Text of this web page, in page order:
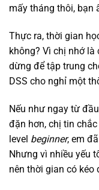
mấy tháng thôi, bạn
Thực ra, thời gian
không? Vì chị nhớ
dừng để tập trung
DSS cho nghỉ một
Nếu như ngay từ
đặn hơn, chị tin
level beginner, em
Nhưng vì nhiều yếu
nên thời gian có kéo